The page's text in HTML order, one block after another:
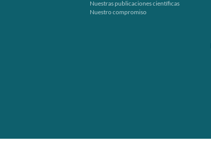
Nuestras publicaciones científicas
Nuestro compromiso